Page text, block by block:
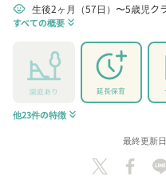
child_care 生後2ヶ月（57日）〜5歳児ク
すべての概要 keyboard_double_arrow_down
園庭あり 延長保育
他23件の特徴 keyboard_double_arrow_down
最終更新